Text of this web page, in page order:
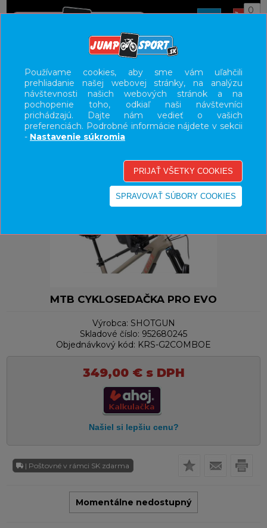
0
UŽÍVATEĽSKÝ PANEL
KATEGÓRIE
HLAVNÉ MENU
MTB CYKLOSEDAČKA PRO EVO
Výrobca: SHOTGUN
Skladové číslo: 952680245
Objednávkový kód: KRS-G2COMBOE
349,00 €s DPH
| Poštovné v rámci SK zdarma
Momentálne nedostupný
Používame cookies, aby sme vám uľahčili
prehliadanie našej webovej stránky, na analýzu
návštevnosti našich webových stránok a na
pochopenie toho, odkiaľ naši návštevníci
prichádzajú. Dajte nám vedieť o vašich
preferenciách. Podrobné informácie nájdete v sekcii
- Nastavenie súkromia